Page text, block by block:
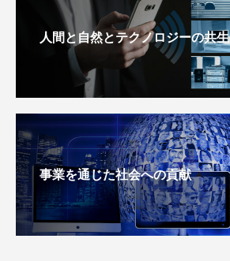
人間と自然とテクノロジーの共生
事業を通じた社会への貢献